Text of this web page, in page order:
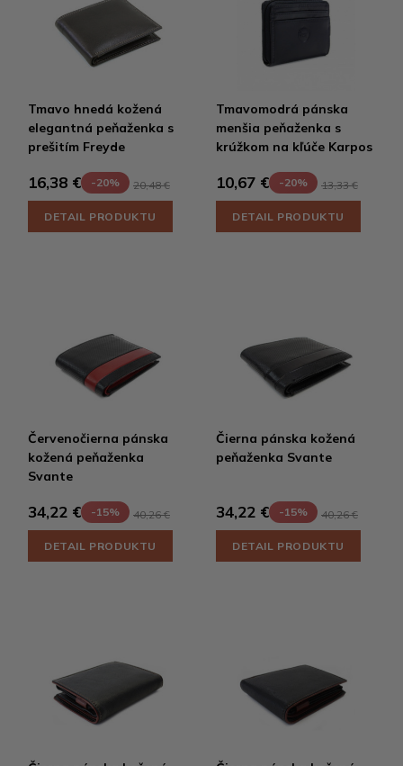
Tmavo hnedá kožená
elegantná peňaženka s
prešitím Freyde
16,38 € -20% 20,48 €
DETAIL PRODUKTU
Tmavomodrá pánska
menšia peňaženka s
krúžkom na kľúče Karpos
10,67 € -20% 13,33 €
DETAIL PRODUKTU
Červenočierna pánska
kožená peňaženka
Svante
34,22 € -15% 40,26 €
DETAIL PRODUKTU
Čierna pánska kožená
peňaženka Svante
34,22 € -15% 40,26 €
DETAIL PRODUKTU